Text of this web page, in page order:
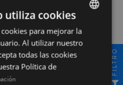
colchas, sábanas y mantitas de sofá.
Fabricado en España. No se incluye
el relleno.
FILTRO
SPANISH
INGLÉS
utiliza cookies
para mejorar la
Al utilizar nuestro
todas las cookies
Política de